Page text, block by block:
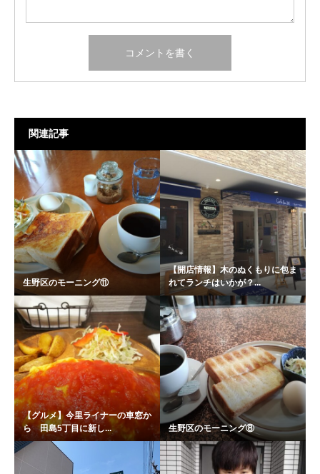
関連記事
生野区のモーニング⑪
【開店情報】木のぬくもりに包ま
れてランチはいかが？...
【グルメ】今里ライナーの車窓か
ら 田島5丁目に新し...
生野区のモーニング⑧